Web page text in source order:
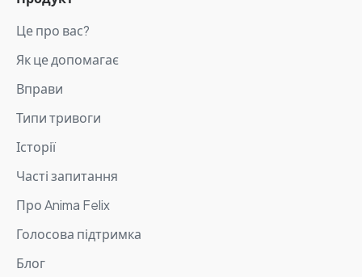
Це про вас?
Як це допомагає
Вправи
Типи тривоги
Історії
Часті запитання
Про Anima Felix
Голосова підтримка
Блог